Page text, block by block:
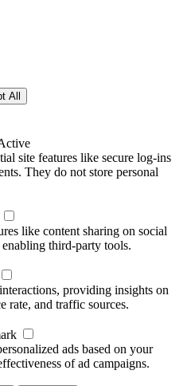
All
site features like secure log-ins
They do not store personal
like content sharing on social
third-party tools.
providing insights on
rate, and traffic sources.
ads based on your
of ad campaigns.